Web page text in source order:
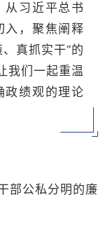
从习近平总书
入，聚焦阐释
真抓实干”的
我们一起重温
政绩观的理论
部公私分明的廉